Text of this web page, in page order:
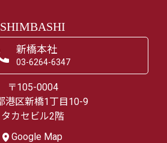
SHIMBASHI
新橋本社
03-6264-6347
〒105-0004
港区新橋1丁目10-9
タカセビル2階
Google Map